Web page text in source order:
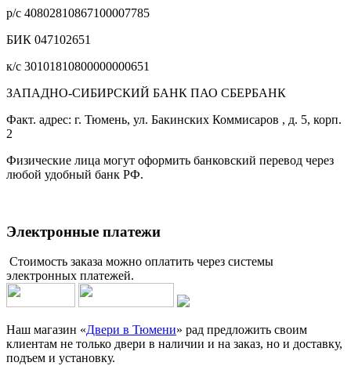
р/с 40802810867100007785
БИК 047102651
к/с 30101810800000000651
ЗАПАДНО-СИБИРСКИЙ БАНК ПАО СБЕРБАНК
Факт. адрес: г. Тюмень, ул. Бакинских Коммисаров , д. 5, корп.
2
Физические лица могут оформить банковский перевод через
любой удобный банк РФ.
Электронные платежи
Стоимость заказа можно оплатить через системы
электронных платежей.
Наш магазин «Двери в Тюмени» рад предложить своим
клиентам не только двери в наличии и на заказ, но и доставку,
подъем и установку.